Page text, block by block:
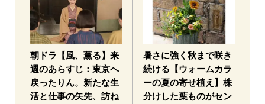
朝ドラ【風、薫る】来
週のあらすじ：東京へ
戻ったりん。新たな生
活と仕事の矢先、訪ね
暑さに強く秋まで咲き
続ける【ウォームカラ
ーの夏の寄せ植え】株
分けした葉ものがセン